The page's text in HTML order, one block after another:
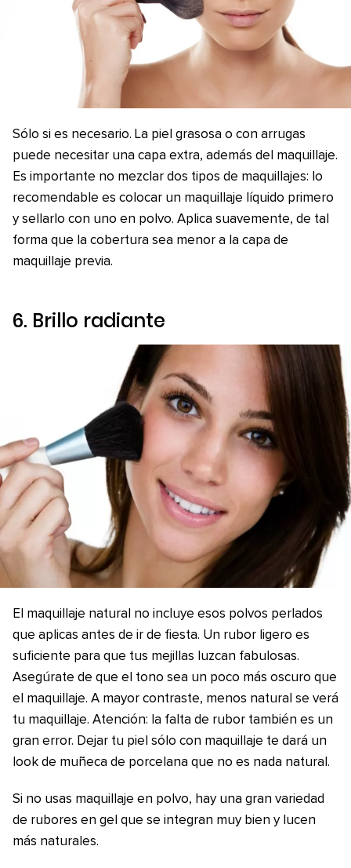
Sólo si es necesario. La piel grasosa o con arrugas
puede necesitar una capa extra, además del maquillaje.
Es importante no mezclar dos tipos de maquillajes: lo
recomendable es colocar un maquillaje líquido primero
y sellarlo con uno en polvo. Aplica suavemente, de tal
forma que la cobertura sea menor a la capa de
maquillaje previa.
6. Brillo radiante
El maquillaje natural no incluye esos polvos perlados
que aplicas antes de ir de fiesta. Un rubor ligero es
suficiente para que tus mejillas luzcan fabulosas.
Asegúrate de que el tono sea un poco más oscuro que
el maquillaje. A mayor contraste, menos natural se verá
tu maquillaje. Atención: la falta de rubor también es un
gran error. Dejar tu piel sólo con maquillaje te dará un
look de muñeca de porcelana que no es nada natural.
Si no usas maquillaje en polvo, hay una gran variedad
de rubores en gel que se integran muy bien y lucen
más naturales.